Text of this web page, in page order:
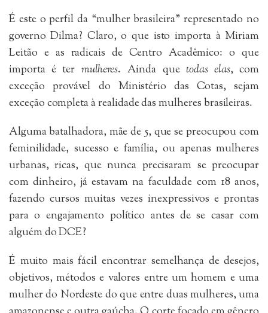
É este o perfil da “mulher brasileira” representado no
governo Dilma? Claro, o que isto importa à Miriam
Leitão e as radicais de Centro Acadêmico: o que
importa é ter mulheres. Ainda que todas elas, com
exceção provável do Ministério das Cotas, sejam
exceção completa à realidade das mulheres brasileiras.
Alguma batalhadora, mãe de 5, que se preocupou com
feminilidade, sucesso e família, ou apenas mulheres
urbanas, ricas, que nunca precisaram se preocupar
com dinheiro, já estavam na faculdade com 18 anos,
fazendo cursos muitas vezes inexpressivos e prontas
para o engajamento político antes de se casar com
alguém do DCE?
É muito mais fácil encontrar semelhança de desejos,
objetivos, métodos e valores entre um homem e uma
mulher do Nordeste do que entre duas mulheres, uma